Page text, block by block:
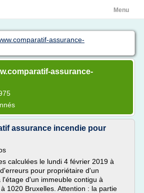
Menu
assurance-
assurance-
assurance incendie pour
calculées le lundi 4 février 2019 à
pour propriétaire d'un
d'un immeuble contigu à
1020 Bruxelles. Attention : la partie